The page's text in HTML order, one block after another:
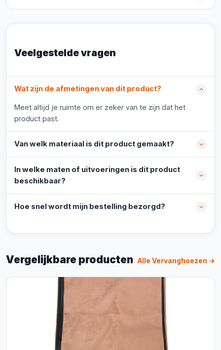
Veelgestelde vragen
Wat zijn de afmetingen van dit product?
Meet altijd je ruimte om er zeker van te zijn dat het
product past.
Van welk materiaal is dit product gemaakt?
In welke maten of uitvoeringen is dit product
beschikbaar?
Hoe snel wordt mijn bestelling bezorgd?
Vergelijkbare producten Alle Vervanghoezen →